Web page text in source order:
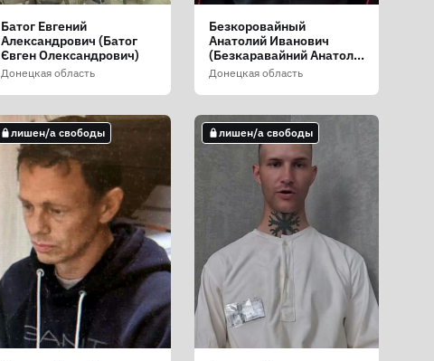
Батог Евгений
Александрович (Батог
Євген Олександрович)
Донецкая область
Безкоровайный
Анатолий Иванович
(Безкаравайний Анатолій
Іванович)
Донецкая область
лишен/а свободы лишен/а свободы